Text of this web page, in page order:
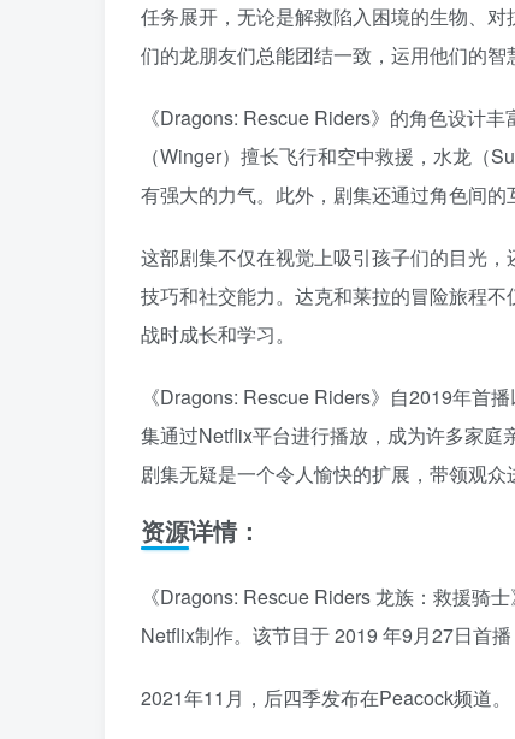
任务展开，无论是解救陷入困境的生物、
们的龙朋友们总能团结一致，运用他们的智
《Dragons: Rescue Riders》的角色设计
（Winger）擅长飞行和空中救援，水龙（
有强大的力气。此外，剧集还通过角色间的
这部剧集不仅在视觉上吸引孩子们的目光
技巧和社交能力。达克和莱拉的冒险旅程
战时成长和学习。
《Dragons: Rescue Riders》自2019年首
集通过Netflix平台进行播放，成为许多家
剧集无疑是一个令人愉快的扩展，带领观众
资源详情：
《Dragons: Rescue Riders 龙族：救援骑
Netflix制作。该节目于 2019 年9月27日首
2021年11月，后四季发布在Peacock频道。